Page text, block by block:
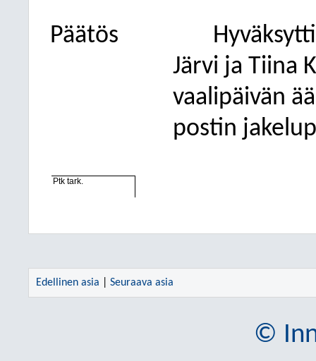
Päätös
Järvi ja Tiina
vaalipäivän
postin
Ptk tark.
Edellinen asia Seuraava asia
©